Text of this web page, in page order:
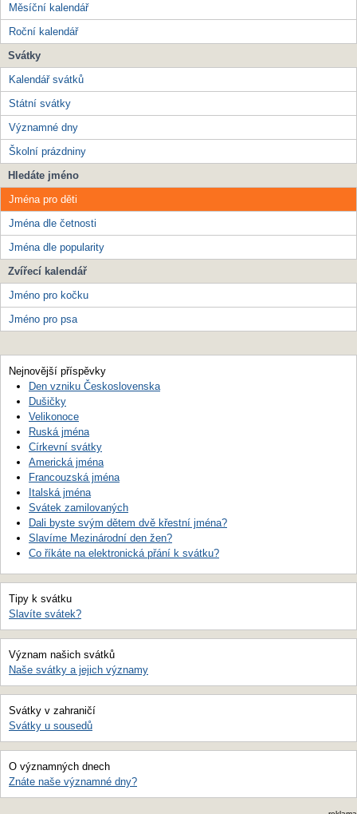
Měsíční kalendář
Roční kalendář
Svátky
Kalendář svátků
Státní svátky
Významné dny
Školní prázdniny
Hledáte jméno
Jména pro děti
Jména dle četnosti
Jména dle popularity
Zvířecí kalendář
Jméno pro kočku
Jméno pro psa
Nejnovější příspěvky
Den vzniku Československa
Dušičky
Velikonoce
Ruská jména
Církevní svátky
Americká jména
Francouzská jména
Italská jména
Svátek zamilovaných
Dali byste svým dětem dvě křestní jména?
Slavíme Mezinárodní den žen?
Co říkáte na elektronická přání k svátku?
Tipy k svátku
Slavíte svátek?
Význam našich svátků
Naše svátky a jejich významy
Svátky v zahraničí
Svátky u sousedů
O významných dnech
Znáte naše významné dny?